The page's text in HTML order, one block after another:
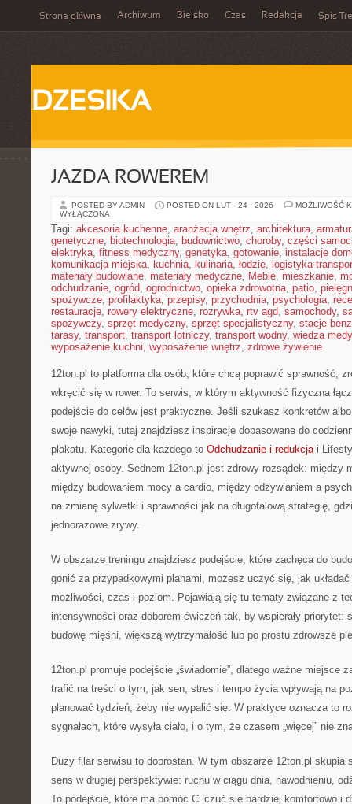
Strona główna Archiwum Bielsko Czas Redakcja Spis
DZESIKA
JAZDA ROWEREM
POSTED BY ADMIN POSTED ON LUT - 24 - 2026
MOŻLIWOŚĆ
WYŁĄCZONA
Tagi: akcesoria kuchenne, aranżacja wnętrz, architektura,
genetyczne, biotechnologia, budownictwo, choroby, części
elektryka, fitness medyczny, genetyka, gotowanie, instalacje
komunikacja miejska, kuchnia, kulinaria, łodzie, logistyka
materiały budowlane, materiały medyczne, Meble, mieszkanie,
odchudzanie, ogród, ogrodnictwo, opieka zdrowotna, patio,
spożywcze, profilaktyka, przepisy, przychodnia, psychologia,
restauracje, rowery elektryczne, rozrywka, rtv agd, samochody,
spożywczy, sprzęt medyczny, sprzęt specjalistyczny, stacje
tarasy, transport, transport lotniczy, transport wodny, wiedza
wyposażenie kuchni, wyposażenie wnętrz, zdrowe żywienie
12ton.pl to platforma dla osób, które chcą poprawić sprawność,
wkręcić się w rower. To serwis, w którym aktywność fizyczna
podejście do celów jest praktyczne. Jeśli szukasz konkretów
swoje nawyki, tutaj znajdziesz inspiracje dopasowane do
plakatu. Kategorie dla każdego to Odchudzanie i redukcjai
aktywnej osoby. Sednem 12ton.pl jest zdrowy rozsądek: między
między budowaniem mocy a cardio, między odżywianiem a
na zmianę sylwetki i sprawności jak na długofalową strategię,
jednorazowe zrywy.
W obszarze treningu znajdziesz podejście, które zachęca do
gonić za przypadkowymi planami, możesz uczyć się, jak
możliwości, czas i poziom. Pojawiają się tu tematy związane z
intensywności oraz doborem ćwiczeń tak, by wspierały priorytet:
budowę mięśni, większą wytrzymałość lub po prostu zdrowsze
12ton.pl promuje podejście „świadomie”, dlatego ważne miejsce
trafić na treści o tym, jak sen, stres i tempo życia wpływają na
planować tydzień, żeby nie wypalić się. W praktyce oznacza to
sygnałach, które wysyła ciało, i o tym, że czasem „więcej” nie
Duży filar serwisu to dobrostan. W tym obszarze 12ton.pl skupia
sens w długiej perspektywie: ruchu w ciągu dnia, nawodnieniu,
To podejście, które ma pomóc Ci czuć się bardziej komfortowo i